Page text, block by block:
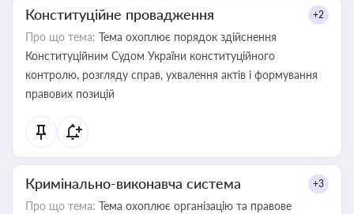
Конституційне провадження +2
Про що тема: Тема охоплює порядок здійснення
Конституційним Судом України конституційного
контролю, розгляду справ, ухвалення актів і формування
правових позицій
Кримінально-виконавча система +3
Про що тема: Тема охоплює організацію та правове